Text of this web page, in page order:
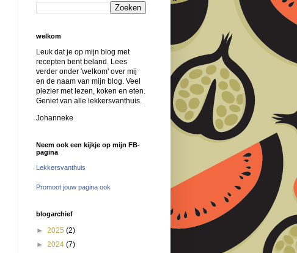
welkom
Leuk dat je op mijn blog met
recepten bent beland. Lees
verder onder 'welkom' over mij
en de naam van mijn blog. Veel
plezier met lezen, koken en eten.
Geniet van alle lekkersvanthuis.
Johanneke
Neem ook een kijkje op mijn FB-
pagina
Lekkersvanthuis
Promoot jouw pagina ook
blogarchief
► 2025 (2)
► 2024 (7)